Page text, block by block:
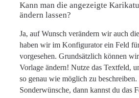
Kann man die angezeigte
ändern lassen?
Ja, auf Wunsch verändern wir auch
haben wir im Konfigurator ein Feld
vorgesehen. Grundsätzlich können
Vorlage ändern! Nutze das Textfeld,
so genau wie möglich zu
Sonderwünsche, dann kannst du das